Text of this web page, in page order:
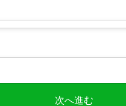
次へ進む